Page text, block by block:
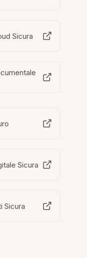
Sicura
Sicura
Sicura